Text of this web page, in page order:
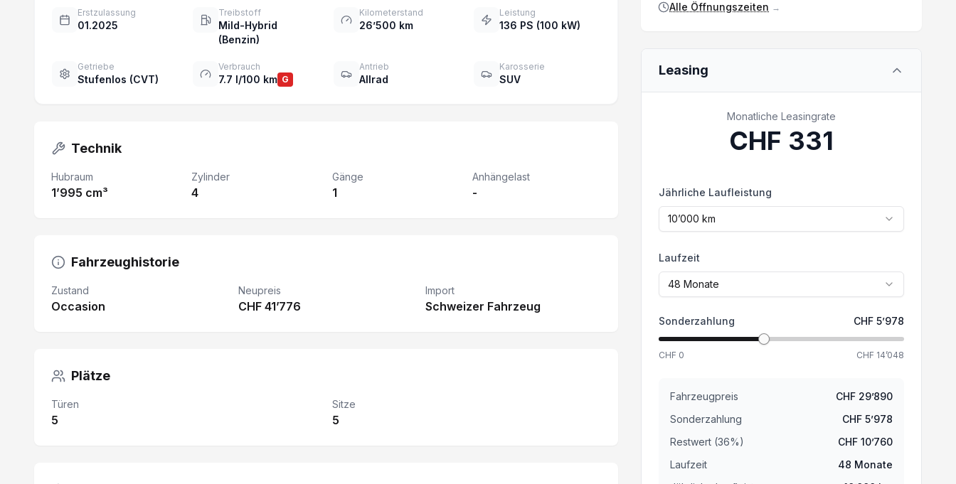
Erstzulassung
01.2025
Treibstoff
Mild-Hybrid
(Benzin)
Kilometerstand
26’500 km
Leistung
136 PS (100 kW)
Getriebe
Stufenlos (CVT)
Verbrauch
7.7 l/100 km G
Antrieb
Allrad
Karosserie
SUV
Technik
Hubraum
1’995 cm³
Zylinder
4
Gänge
1
Anhängelast
-
Fahrzeughistorie
Zustand
Occasion
Neupreis
CHF 41’776
Import
Schweizer Fahrzeug
Plätze
Türen
5
Sitze
5
Alle Öffnungszeiten →
Leasing
Monatliche Leasingrate
CHF 331
Jährliche Laufleistung
10’000 km
Laufzeit
48 Monate
Sonderzahlung CHF 5’978
CHF 0 CHF 14’048
Fahrzeugpreis CHF 29’890
Sonderzahlung
CHF 5’978
Restwert (36%) CHF 10’760
Laufzeit
48 Monate